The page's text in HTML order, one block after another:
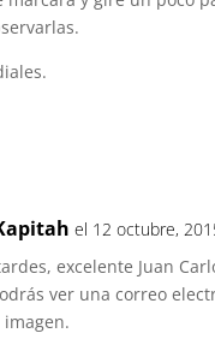
el 12 octubre,
excelente Juan
ver una correo